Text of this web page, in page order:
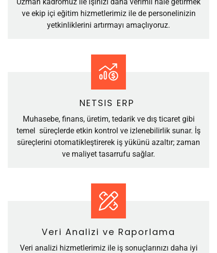
ve ekip içi eğitim hizmetlerimiz ile de personelinizin
yetkinliklerini artırmayı amaçlıyoruz.
NETSIS ERP
Muhasebe, finans, üretim, tedarik ve dış ticaret gibi
temel süreçlerde etkin kontrol ve izlenebilirlik sunar. İş
süreçlerini otomatikleştirerek iş yükünü azaltır; zaman
ve maliyet tasarrufu sağlar.
Veri Analizi ve Raporlama
Veri analizi hizmetlerimiz ile iş sonuçlarınızı daha iyi